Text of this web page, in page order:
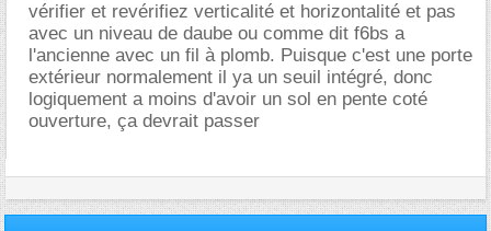
vérifier et revérifiez verticalité et horizontalité et pas
avec un niveau de daube ou comme dit f6bs a
l'ancienne avec un fil à plomb. Puisque c'est une porte
extérieur normalement il ya un seuil intégré, donc
logiquement a moins d'avoir un sol en pente coté
ouverture, ça devrait passer